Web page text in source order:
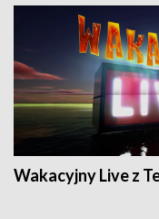
Wakacyjny Live z